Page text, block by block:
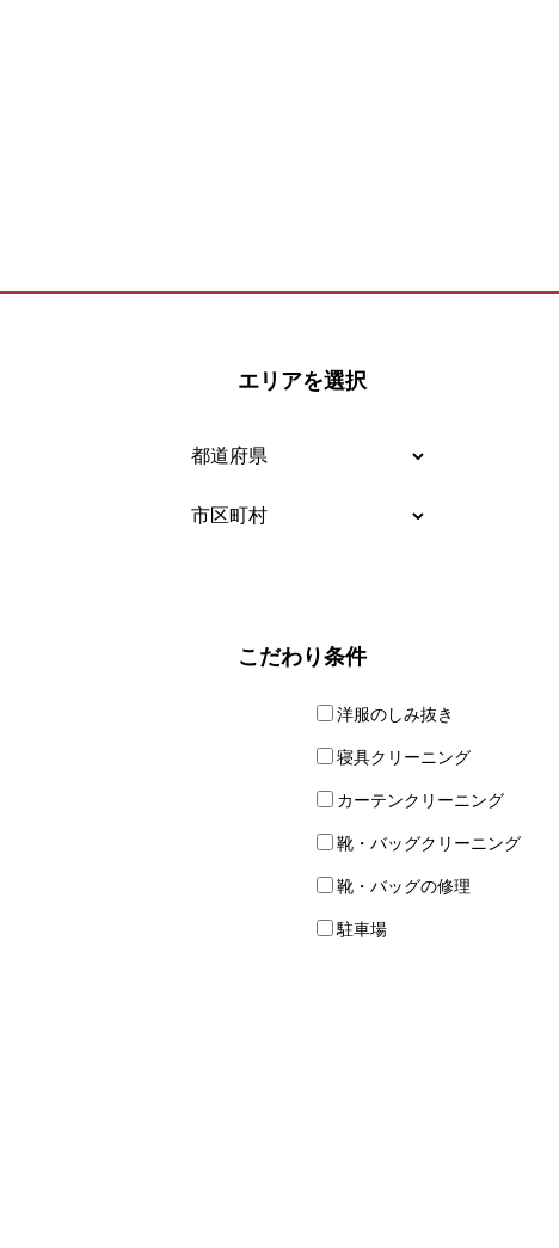
エリアを選択
こだわり条件
洋服のしみ抜き
寝具クリーニング
カーテンクリーニング
靴・バッグクリーニング
靴・バッグの修理
駐車場